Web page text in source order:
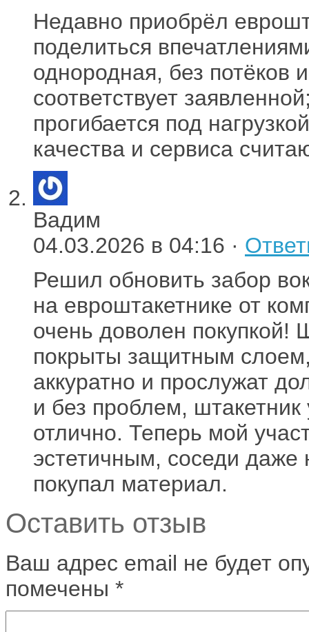
Недавно приобрёл
поделиться
однородная, без
соответствует
прогибается под
качества и сервиса
Вадим
04.03.2026 в 04:16 ·
Решил обновить забор
на евроштакетнике от
очень доволен
покрыты защитным
аккуратно и прослужат
и без проблем,
отлично. Теперь мой
эстетичным, соседи даже
покупал материал.
Оставить отзыв
Ваш адрес email не будет
помечены *